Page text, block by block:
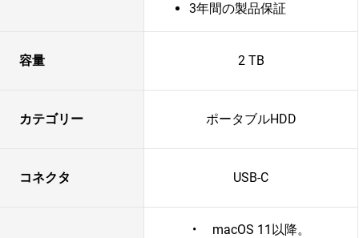
3年間の製品保証
容量 2 TB
カテゴリー ポータブルHDD
コネクタ USB-C
• macOS 11以降。